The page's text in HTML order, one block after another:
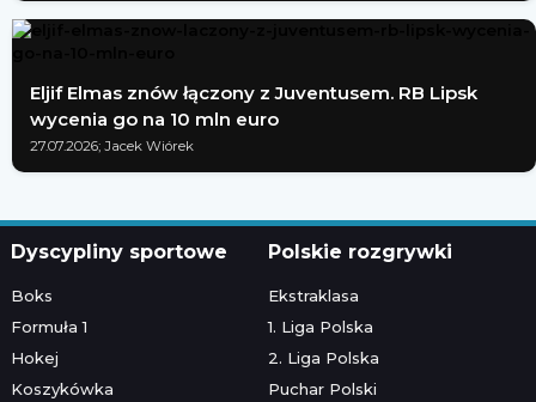
Eljif Elmas znów łączony z Juventusem. RB Lipsk
wycenia go na 10 mln euro
27.07.2026; Jacek Wiórek
Dyscypliny sportowe
Boks
Formuła 1
Hokej
Koszykówka
Polskie rozgrywki
Ekstraklasa
1. Liga Polska
2. Liga Polska
Puchar Polski